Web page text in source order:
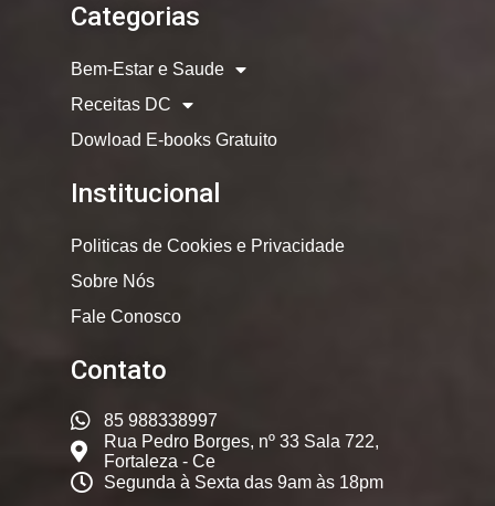
Categorias
Bem-Estar e Saude
Receitas DC
Dowload E-books Gratuito
Institucional
Politicas de Cookies e Privacidade
Sobre Nós
Fale Conosco
Contato
85 988338997
Rua Pedro Borges, nº 33 Sala 722,
Fortaleza - Ce
Segunda à Sexta das 9am às 18pm